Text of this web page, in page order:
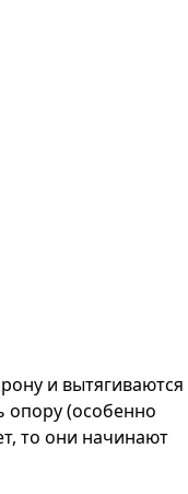
и вытягиваются
опору (особенно
то они начинают